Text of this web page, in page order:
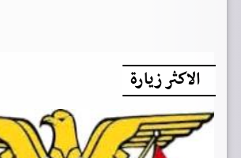
الاكثر زيارة